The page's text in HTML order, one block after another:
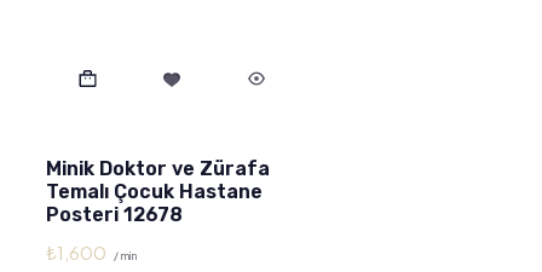
Minik Doktor ve Zürafa
Temalı Çocuk Hastane
Posteri 12678
₺1,600 / min